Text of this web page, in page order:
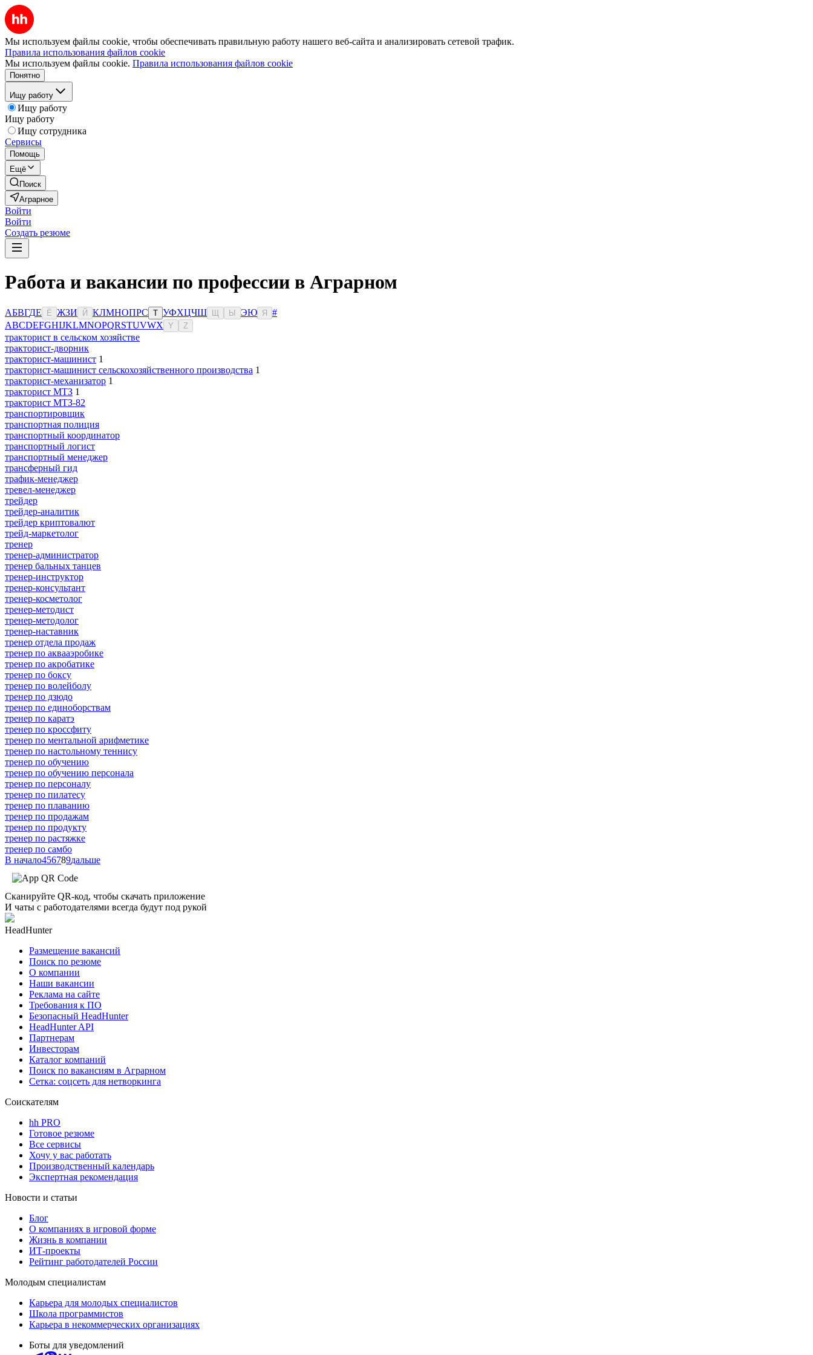
Мы используем файлы cookie, чтобы обеспечивать правильную работу нашего веб-сайта и анализировать сетевой трафик.
Правила использования файлов cookie
Мы используем файлы cookie. Правила использования файлов cookie
Понятно
Ищу работу
Ищу работу
Ищу работу
Ищу сотрудника
Сервисы
Помощь
Ещё
Поиск
Аграрное
Войти
Войти
Создать резюме
Работа и вакансии по профессии в Аграрном
АБВГДЕ Ё ЖЗИ Й КЛМНОПРС Т УФХЦЧШ Ы ЭЮ Я
#
ABCDEFGHIJKLMNOPQRSTUVWX Y Z
тракторист в сельском хозяйстве
тракторист-дворник
тракторист-машинист 1
тракторист-машинист сельскохозяйственного производства 1
тракторист-механизатор 1
тракторист МТЗ 1
тракторист МТЗ-82
транспортировщик
транспортная полиция
транспортный координатор
транспортный логист
транспортный менеджер
трансферный гид
трафик-менеджер
тревел-менеджер
трейдер
трейдер-аналитик
трейдер криптовалют
трейд-маркетолог
тренер
тренер-администратор
тренер бальных танцев
тренер-инструктор
тренер-консультант
тренер-косметолог
тренер-методист
тренер-методолог
тренер-наставник
тренер отдела продаж
тренер по аквааэробике
тренер по акробатике
тренер по боксу
тренер по волейболу
тренер по дзюдо
тренер по единоборствам
тренер по каратэ
тренер по кроссфиту
тренер по ментальной арифметике
тренер по настольному теннису
тренер по обучению
тренер по обучению персонала
тренер по персоналу
тренер по пилатесу
тренер по плаванию
тренер по продажам
тренер по продукту
тренер по растяжке
тренер по самбо
В начало456789дальше
Сканируйте QR-код, чтобы скачать приложение
И чаты с работодателями всегда будут под рукой
HeadHunter
Размещение вакансий
Поиск по резюме
О компании
Наши вакансии
Реклама на сайте
Требования к ПО
Безопасный HeadHunter
HeadHunter API
Партнерам
Инвесторам
Каталог компаний
Поиск по вакансиям в Аграрном
Сетка: соцсеть для нетворкинга
Соискателям
hh PRO
Готовое резюме
Все сервисы
Хочу у вас работать
Производственный календарь
Экспертная рекомендация
Новости и статьи
Блог
О компаниях в игровой форме
Жизнь в компании
ИТ-проекты
Рейтинг работодателей России
Молодым специалистам
Карьера для молодых специалистов
Школа программистов
Карьера в некоммерческих организациях
Боты для уведомлений